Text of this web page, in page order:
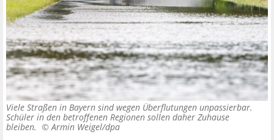
Viele Straßen in Bayern sind wegen Überflutungen unpassierbar.
Schüler in den betroffenen Regionen sollen daher Zuhause
bleiben. ©Armin Weigel/dpa